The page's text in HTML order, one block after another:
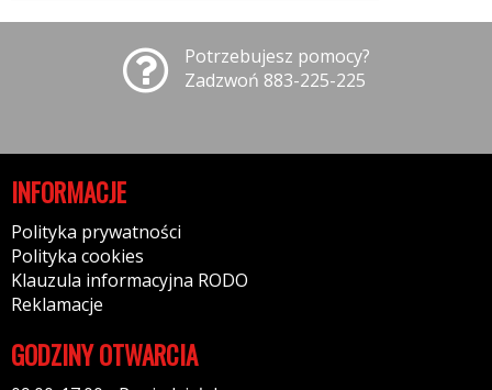
Potrzebujesz pomocy?
Zadzwoń 883-225-225
INFORMACJE
Polityka prywatności
Polityka cookies
Klauzula informacyjna RODO
Reklamacje
GODZINY OTWARCIA